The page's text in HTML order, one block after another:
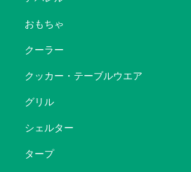
おもちゃ
クーラー
クッカー・テーブルウエア
グリル
シェルター
タープ